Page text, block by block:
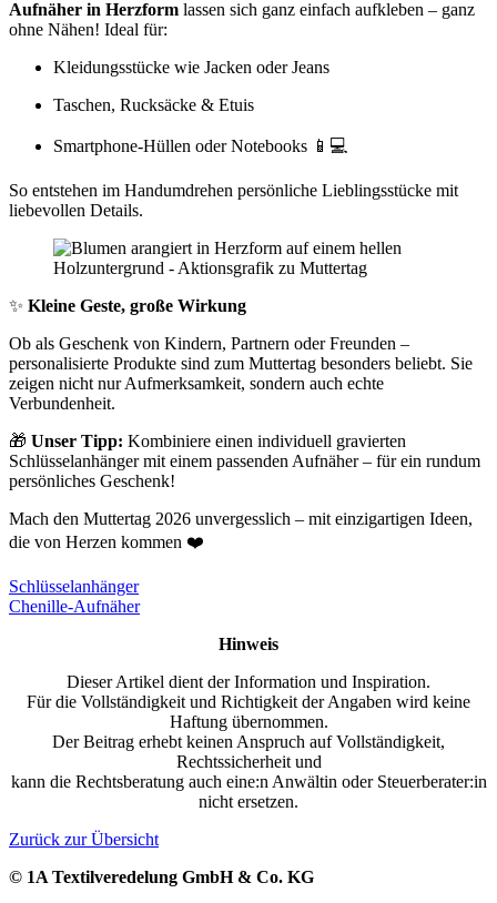
Aufnäher in Herzform lassen sich ganz einfach aufkleben – ganz
ohne Nähen! Ideal für:
Kleidungsstücke wie Jacken oder Jeans
Taschen, Rucksäcke & Etuis
Smartphone-Hüllen oder Notebooks 📱💻
So entstehen im Handumdrehen persönliche Lieblingsstücke mit
liebevollen Details.
✨ Kleine Geste, große Wirkung
Ob als Geschenk von Kindern, Partnern oder Freunden –
personalisierte Produkte sind zum Muttertag besonders beliebt. Sie
zeigen nicht nur Aufmerksamkeit, sondern auch echte
Verbundenheit.
🎁 Unser Tipp: Kombiniere einen individuell gravierten
Schlüsselanhänger mit einem passenden Aufnäher – für ein rundum
persönliches Geschenk!
Mach den Muttertag 2026 unvergesslich – mit einzigartigen Ideen,
die von Herzen kommen ❤️
Schlüsselanhänger
Chenille-Aufnäher
Hinweis
Dieser Artikel dient der Information und Inspiration.
Für die Vollständigkeit und Richtigkeit der Angaben wird keine
Haftung übernommen.
Der Beitrag erhebt keinen Anspruch auf Vollständigkeit,
Rechtssicherheit und
kann die Rechtsberatung auch eine:n Anwältin oder Steuerberater:in
nicht ersetzen.
Zurück zur Übersicht
© 1A Textilveredelung GmbH & Co. KG